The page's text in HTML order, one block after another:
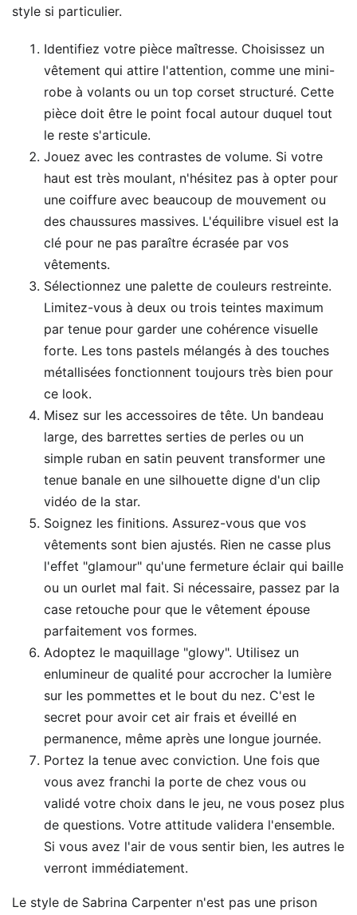
style si particulier.
Identifiez votre pièce maîtresse. Choisissez un
vêtement qui attire l'attention, comme une mini-
robe à volants ou un top corset structuré. Cette
pièce doit être le point focal autour duquel tout
le reste s'articule.
Jouez avec les contrastes de volume. Si votre
haut est très moulant, n'hésitez pas à opter pour
une coiffure avec beaucoup de mouvement ou
des chaussures massives. L'équilibre visuel est la
clé pour ne pas paraître écrasée par vos
vêtements.
Sélectionnez une palette de couleurs restreinte.
Limitez-vous à deux ou trois teintes maximum
par tenue pour garder une cohérence visuelle
forte. Les tons pastels mélangés à des touches
métallisées fonctionnent toujours très bien pour
ce look.
Misez sur les accessoires de tête. Un bandeau
large, des barrettes serties de perles ou un
simple ruban en satin peuvent transformer une
tenue banale en une silhouette digne d'un clip
vidéo de la star.
Soignez les finitions. Assurez-vous que vos
vêtements sont bien ajustés. Rien ne casse plus
l'effet "glamour" qu'une fermeture éclair qui baille
ou un ourlet mal fait. Si nécessaire, passez par la
case retouche pour que le vêtement épouse
parfaitement vos formes.
Adoptez le maquillage "glowy". Utilisez un
enlumineur de qualité pour accrocher la lumière
sur les pommettes et le bout du nez. C'est le
secret pour avoir cet air frais et éveillé en
permanence, même après une longue journée.
Portez la tenue avec conviction. Une fois que
vous avez franchi la porte de chez vous ou
validé votre choix dans le jeu, ne vous posez plus
de questions. Votre attitude validera l'ensemble.
Si vous avez l'air de vous sentir bien, les autres le
verront immédiatement.
Le style de Sabrina Carpenter n'est pas une prison